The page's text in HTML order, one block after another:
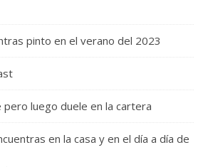
pinto en el verano del 2023
luego duele en la cartera
en la casa y en el día a día de